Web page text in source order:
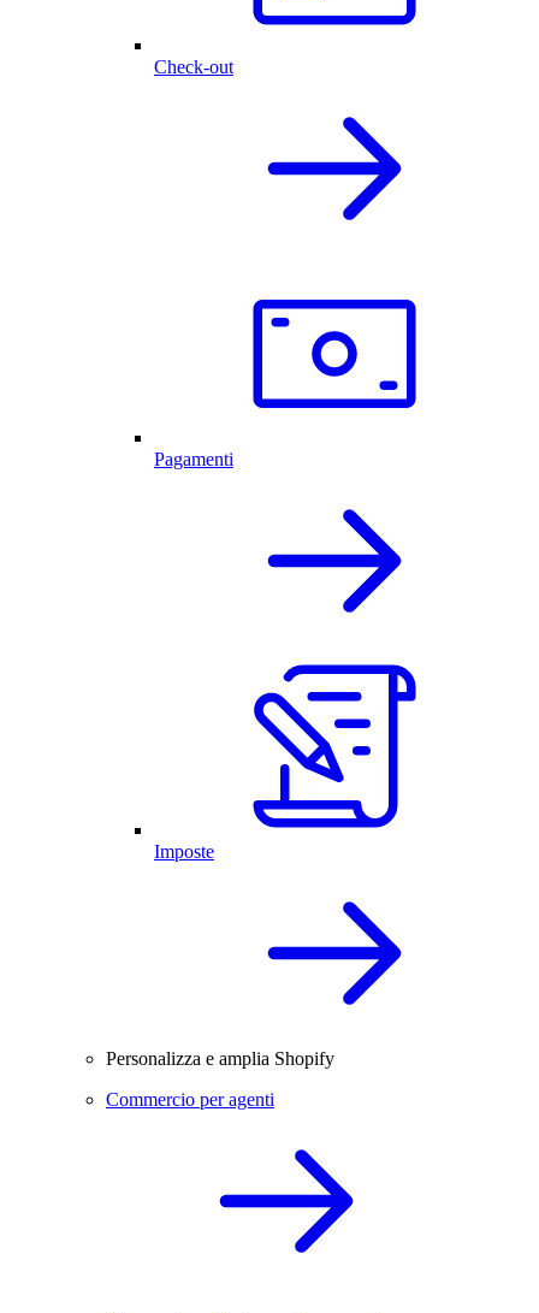
Check-out
Pagamenti
Imposte
Personalizza e amplia Shopify
Commercio per agenti